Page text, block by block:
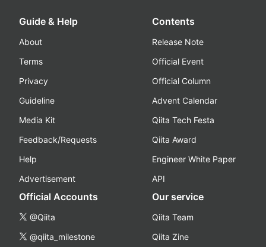
Guide & Help
About
Terms
Privacy
Guideline
Media Kit
Feedback/Requests
Help
Advertisement
Contents
Release Note
Official Event
Official Column
Advent Calendar
Qiita Tech Festa
Qiita Award
Engineer White Paper
API
Official Accounts
@Qiita
@qiita_milestone
Our service
Qiita Team
Qiita Zine